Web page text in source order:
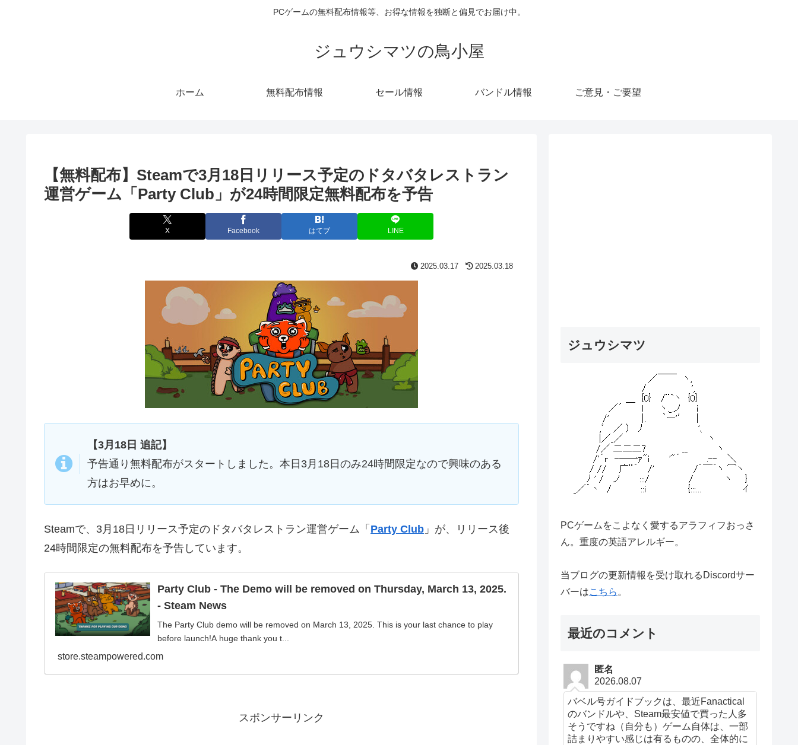
PCゲームの無料配布情報等、お得な情報を独断と偏見でお届け中。
ジュウシマツの鳥小屋
ホーム 無料配布情報 セール情報 バンドル情報 ご意見・ご要望
【無料配布】Steamで3月18日リリース予定のドタバタレストラン
運営ゲーム「Party Club」が24時間限定無料配布を予告
X Facebook はてブ LINE
2025.03.17 2025.03.18
【3月18日 追記】
予告通り無料配布がスタートしました。本日3月18日のみ24時間限定なので興味のある
方はお早めに。
Steamで、3月18日リリース予定のドタバタレストラン運営ゲーム「 Party Club 」が、リリース後
24時間限定の無料配布を予告しています。
Party Club - The Demo will be removed on Thursday, March 13, 2025.
- Steam News
The Party Club demo will be removed on March 13, 2025. This is your last chance to play
before launch!A huge thank you t...
store.steampowered.com
スポンサーリンク
ジュウシマツ
PCゲームをこよなく愛するアラフィフおっさ
ん。重度の英語アレルギー。
当ブログの更新情報を受け取れるDiscordサー
バーはこちら 。
最近のコメント
匿名
2026.08.07
バベル号ガイドブックは、最近Fanactical
のバンドルや、Steam最安値で買った人多
そうですね（自分も）ゲーム自体は、一部
詰まりやすい感じは有るものの、全体的に